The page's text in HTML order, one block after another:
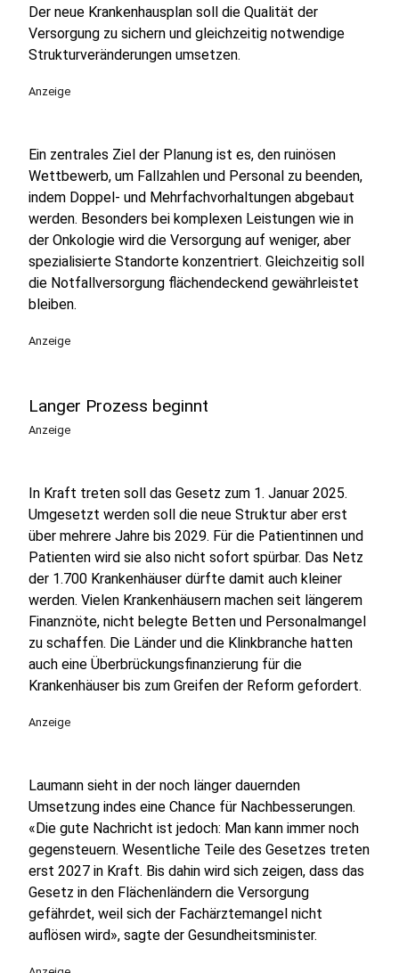
Der neue Krankenhausplan soll die Qualität der
Versorgung zu sichern und gleichzeitig notwendige
Strukturveränderungen umsetzen.
Anzeige
Ein zentrales Ziel der Planung ist es, den ruinösen
Wettbewerb, um Fallzahlen und Personal zu beenden,
indem Doppel- und Mehrfachvorhaltungen abgebaut
werden. Besonders bei komplexen Leistungen wie in
der Onkologie wird die Versorgung auf weniger, aber
spezialisierte Standorte konzentriert. Gleichzeitig soll
die Notfallversorgung flächendeckend gewährleistet
bleiben.
Anzeige
Langer Prozess beginnt
Anzeige
In Kraft treten soll das Gesetz zum 1. Januar 2025.
Umgesetzt werden soll die neue Struktur aber erst
über mehrere Jahre bis 2029. Für die Patientinnen und
Patienten wird sie also nicht sofort spürbar. Das Netz
der 1.700 Krankenhäuser dürfte damit auch kleiner
werden. Vielen Krankenhäusern machen seit längerem
Finanznöte, nicht belegte Betten und Personalmangel
zu schaffen. Die Länder und die Klinkbranche hatten
auch eine Überbrückungsfinanzierung für die
Krankenhäuser bis zum Greifen der Reform gefordert.
Anzeige
Laumann sieht in der noch länger dauernden
Umsetzung indes eine Chance für Nachbesserungen.
«Die gute Nachricht ist jedoch: Man kann immer noch
gegensteuern. Wesentliche Teile des Gesetzes treten
erst 2027 in Kraft. Bis dahin wird sich zeigen, dass das
Gesetz in den Flächenländern die Versorgung
gefährdet, weil sich der Fachärztemangel nicht
auflösen wird», sagte der Gesundheitsminister.